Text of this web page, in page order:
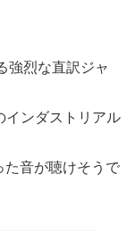
強烈な直訳ジャ
インダストリアル
た音が聴けそうで